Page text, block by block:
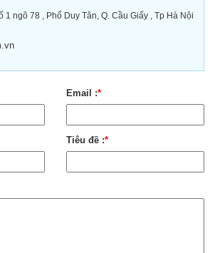
1 ngõ 78 , Phố Duy Tân, Q. Cầu Giấy , Tp Hà Nội
Email :*
Tiêu đề :*